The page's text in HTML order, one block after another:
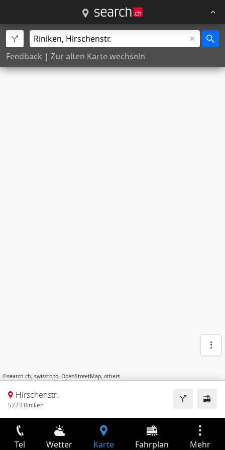
Feedback | Zur alten Karte wechseln
©search.ch, swisstopo, OpenStreetMap, others
Hirschenstr.
5223 Riniken
Tel Wetter Karte Fahrplan Mehr